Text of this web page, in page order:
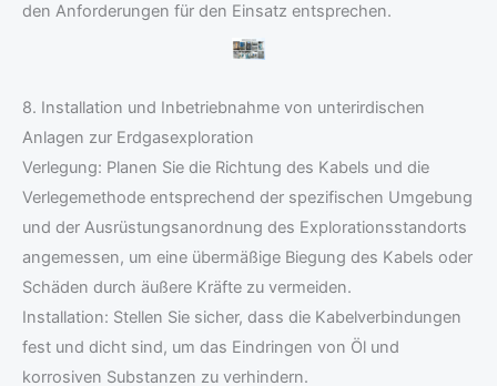
den Anforderungen für den Einsatz entsprechen.
8. Installation und Inbetriebnahme von unterirdischen
Anlagen zur Erdgasexploration
Verlegung: Planen Sie die Richtung des Kabels und die
Verlegemethode entsprechend der spezifischen Umgebung
und der Ausrüstungsanordnung des Explorationsstandorts
angemessen, um eine übermäßige Biegung des Kabels oder
Schäden durch äußere Kräfte zu vermeiden.
Installation: Stellen Sie sicher, dass die Kabelverbindungen
fest und dicht sind, um das Eindringen von Öl und
korrosiven Substanzen zu verhindern.